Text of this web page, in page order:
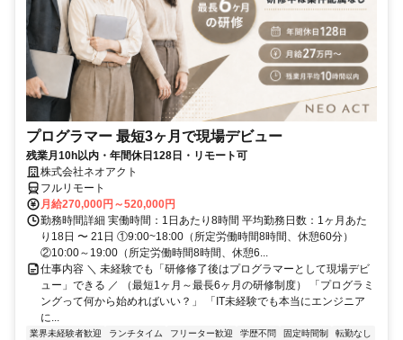
プログラマー 最短3ヶ月で現場デビュー
残業月10h以内・年間休日128日・リモート可
株式会社ネオアクト
フルリモート
月給270,000円～520,000円
勤務時間詳細 実働時間：1日あたり8時間 平均勤務日数：1ヶ月あた
り18日 〜 21日 ①9:00~18:00（所定労働時間8時間、休憩60分）
②10:00～19:00（所定労働時間8時間、休憩6...
仕事内容 ＼ 未経験でも「研修修了後はプログラマーとして現場デビ
ュー」できる ／ （最短1ヶ月～最長6ヶ月の研修制度） 「プログラミ
ングって何から始めればいい？」 「IT未経験でも本当にエンジニア
に...
業界未経験者歓迎 ランチタイム フリーター歓迎 学歴不問 固定時間制
転勤なし